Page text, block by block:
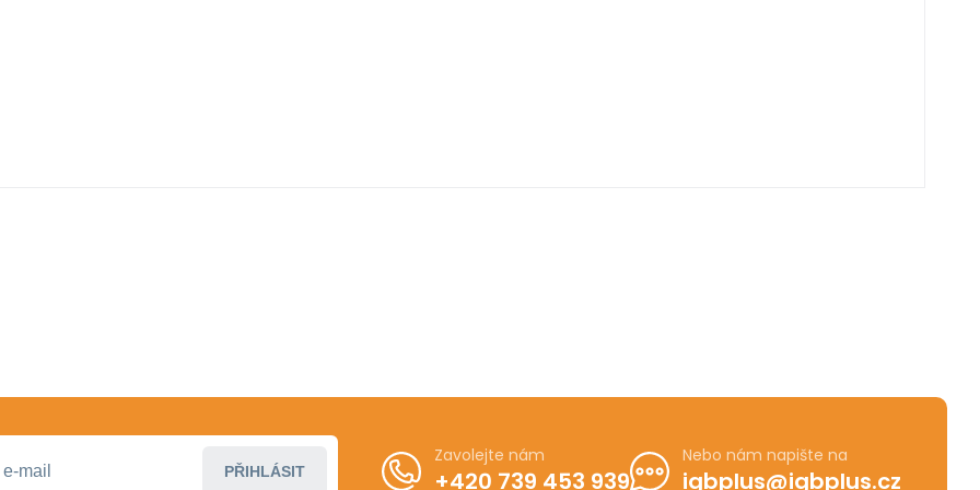
PŘIHLÁSIT
Zavolejte nám
+420 739 453 939
Nebo nám napište na
igbplus@igbplus.cz